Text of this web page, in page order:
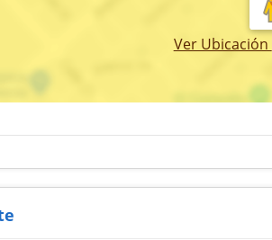
Ver Ubicación